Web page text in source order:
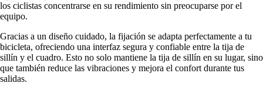
los ciclistas concentrarse en su rendimiento sin preocuparse por el
equipo.
Gracias a un diseño cuidado, la fijación se adapta perfectamente a tu
bicicleta, ofreciendo una interfaz segura y confiable entre la tija de
sillín y el cuadro. Esto no solo mantiene la tija de sillín en su lugar, sino
que también reduce las vibraciones y mejora el confort durante tus
salidas.